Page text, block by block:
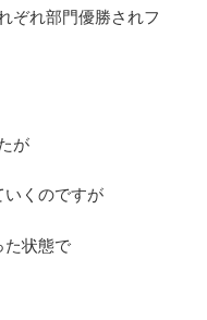
ぞれ部門優勝されフ
が
いくのですが
た状態で